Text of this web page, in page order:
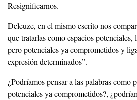
Resignificarnos.
Deleuze, en el mismo escrito nos
que tratarlas como espacios potenciales,
pero potenciales ya comprometidos y
expresión determinados”.
¿Podríamos pensar a las palabras como
potenciales ya comprometidos?,